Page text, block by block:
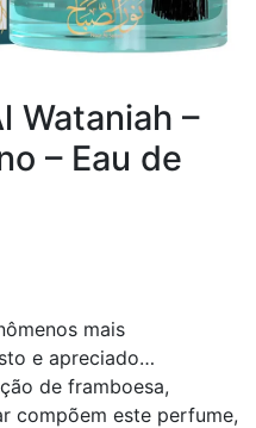
Wataniah –
– Eau de
mais
e apreciado…
de framboesa,
compõem este perfume,